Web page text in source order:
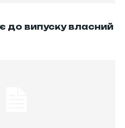
до випуску власний